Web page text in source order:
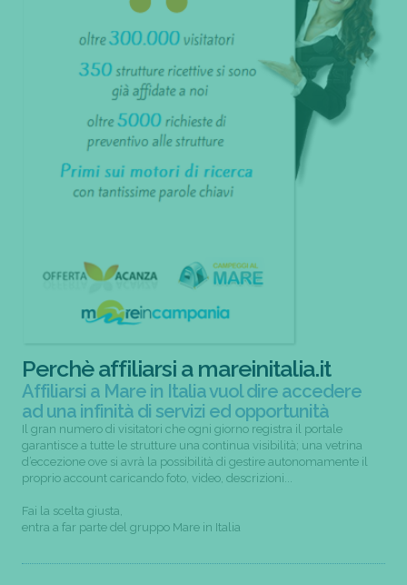
Perchè affiliarsi a mareinitalia.it
Affiliarsi a Mare in Italia vuol dire accedere
ad una infinità di servizi ed opportunità
Il gran numero di visitatori che ogni giorno registra il portale
garantisce a tutte le strutture una continua visibilità; una vetrina
d’eccezione ove si avrà la possibilità di gestire autonomamente il
proprio account caricando foto, video, descrizioni...
Fai la scelta giusta,
entra a far parte del gruppo Mare in Italia